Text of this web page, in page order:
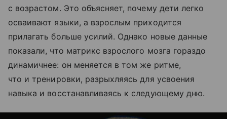
с возрастом. Это объясняет, почему дети легко
осваивают языки, а взрослым приходится
прилагать больше усилий. Однако новые данные
показали, что матрикс взрослого мозга гораздо
динамичнее: он меняется в том же ритме,
что и тренировки, разрыхляясь для усвоения
навыка и восстанавливаясь к следующему дню.